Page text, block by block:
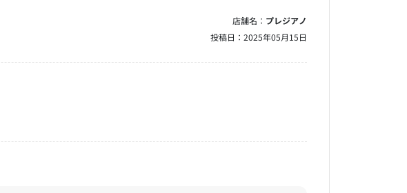
店舗名： プレジアノ
投稿日： 2025年05月15日